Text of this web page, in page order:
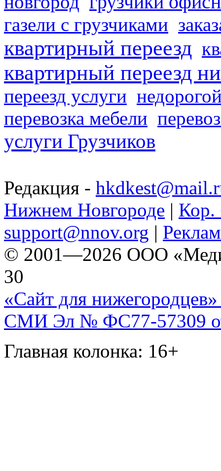
газели с грузчиками
квартирный переезд
квартирный переезд
переезд услуги
перевозка мебели
услуги Грузчиков
Редакция -
Нижнем Новгороде | Кор.
support@nnov.org |
© 2001—2026 ООО
30
«Сайт для нижегородцев»
СМИ Эл № ФС77-57309
Главная колонка: 16+